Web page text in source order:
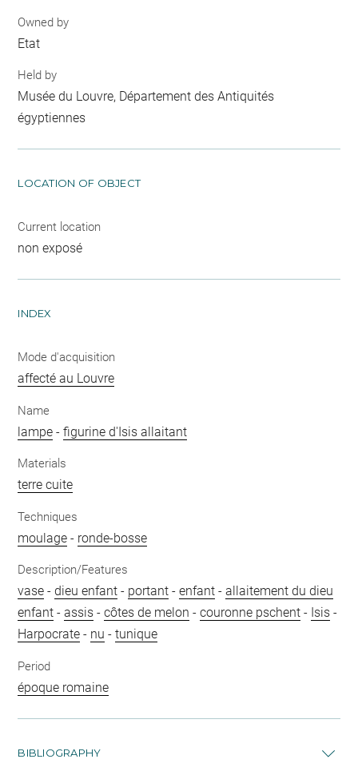
Owned by
Etat
Held by
Musée du Louvre, Département des Antiquités
égyptiennes
LOCATION OF OBJECT
Current location
non exposé
INDEX
Mode d'acquisition
affecté au Louvre
Name
lampe -figurine d'Isis allaitant
Materials
terre cuite
Techniques
moulage - ronde-bosse
Description/Features
vase -dieu enfant - portant -enfant -allaitement du dieu
enfant -assis -côtes de melon -couronne pschent - Isis -
Harpocrate - nu -tunique
Period
époque romaine
BIBLIOGRAPHY